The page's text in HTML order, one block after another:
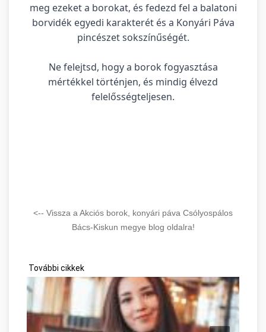
meg ezeket a borokat, és fedezd fel a balatoni
borvidék egyedi karakterét és a Konyári Páva
pincészet sokszínűségét.
Ne felejtsd, hogy a borok fogyasztása
mértékkel történjen, és mindig élvezd
felelősségteljesen.
<-- Vissza a Akciós borok, konyári páva Csólyospálos
Bács-Kiskun megye blog oldalra!
További cikkek